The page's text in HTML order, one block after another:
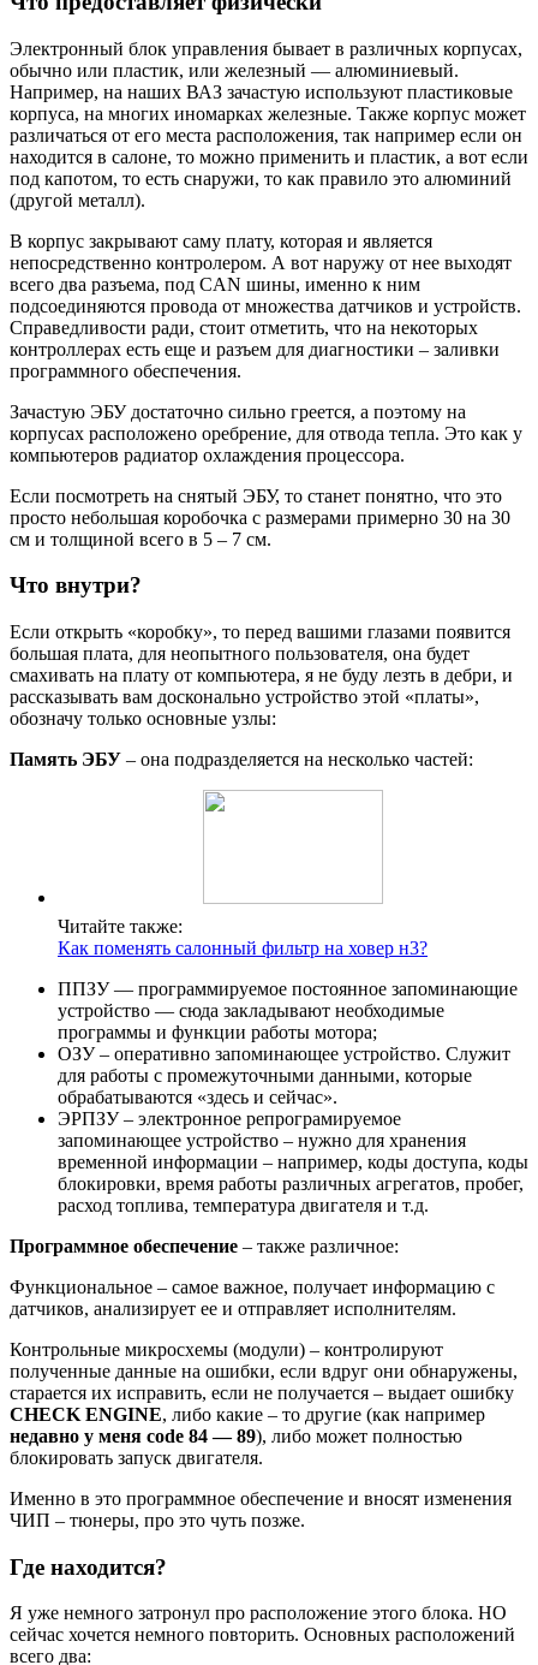
Электронный блок управления бывает в различных корпусах,
обычно или пластик, или железный — алюминиевый.
Например, на наших ВАЗ зачастую используют пластиковые
корпуса, на многих иномарках железные. Также корпус может
различаться от его места расположения, так например если он
находится в салоне, то можно применить и пластик, а вот если
под капотом, то есть снаружи, то как правило это алюминий
(другой металл).
В корпус закрывают саму плату, которая и является
непосредственно контролером. А вот наружу от нее выходят
всего два разъема, под CAN шины, именно к ним
подсоединяются провода от множества датчиков и устройств.
Справедливости ради, стоит отметить, что на некоторых
контроллерах есть еще и разъем для диагностики – заливки
программного обеспечения.
Зачастую ЭБУ достаточно сильно греется, а поэтому на
корпусах расположено оребрение, для отвода тепла. Это как у
компьютеров радиатор охлаждения процессора.
Если посмотреть на снятый ЭБУ, то станет понятно, что это
просто небольшая коробочка с размерами примерно 30 на 30
см и толщиной всего в 5 – 7 см.
Что внутри?
Если открыть «коробку», то перед вашими глазами появится
большая плата, для неопытного пользователя, она будет
смахивать на плату от компьютера, я не буду лезть в дебри, и
рассказывать вам досконально устройство этой «платы»,
обозначу только основные узлы:
Память ЭБУ – она подразделяется на несколько частей:
Читайте также:
Как поменять салонный фильтр на ховер н3?
ППЗУ — программируемое постоянное запоминающие
устройство — сюда закладывают необходимые
программы и функции работы мотора;
ОЗУ – оперативно запоминающее устройство. Служит
для работы с промежуточными данными, которые
обрабатываются «здесь и сейчас».
ЭРПЗУ – электронное репрограмируемое
запоминающее устройство – нужно для хранения
временной информации – например, коды доступа, коды
блокировки, время работы различных агрегатов, пробег,
расход топлива, температура двигателя и т.д.
Программное обеспечение – также различное:
Функциональное – самое важное, получает информацию с
датчиков, анализирует ее и отправляет исполнителям.
Контрольные микросхемы (модули) – контролируют
полученные данные на ошибки, если вдруг они обнаружены,
старается их исправить, если не получается – выдает ошибку
CHECK ENGINE, либо какие – то другие (как например
недавно у меня code 84 — 89), либо может полностью
блокировать запуск двигателя.
Именно в это программное обеспечение и вносят изменения
ЧИП – тюнеры, про это чуть позже.
Где находится?
Я уже немного затронул про расположение этого блока. НО
сейчас хочется немного повторить. Основных расположений
всего два: